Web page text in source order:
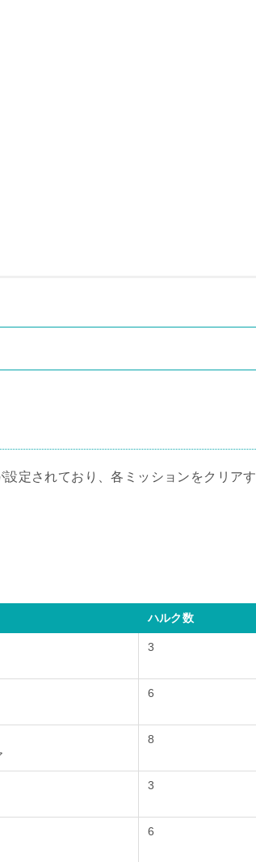
定されており、各ミッションをクリアす
ハルク数
3
6
8
3
6